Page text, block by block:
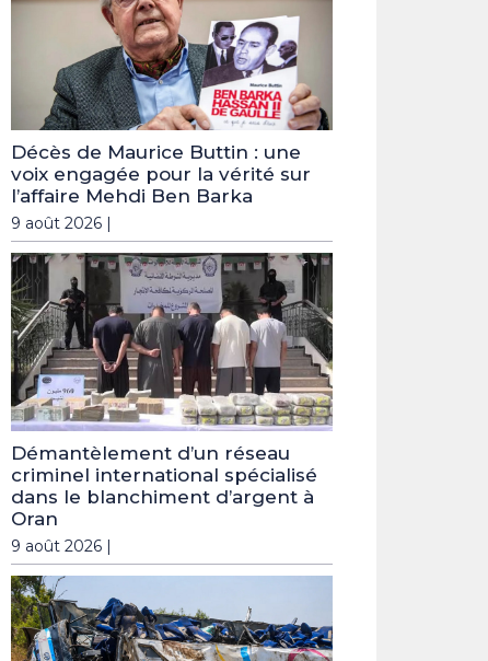
Décès de Maurice Buttin : une
voix engagée pour la vérité sur
l’affaire Mehdi Ben Barka
9 août 2026 |
Démantèlement d’un réseau
criminel international spécialisé
dans le blanchiment d’argent à
Oran
9 août 2026 |